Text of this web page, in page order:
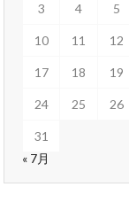
3 4 5
10 11 12
17 18 19
24 25 26
31
« 7月